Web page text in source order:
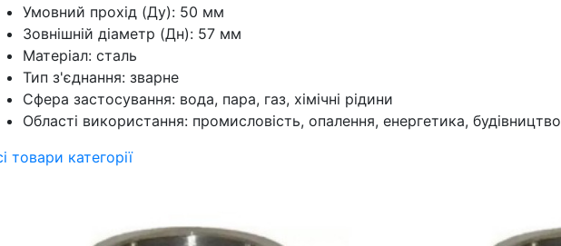
Умовний прохід (Ду): 50 мм
Зовнішній діаметр (Дн): 57 мм
Матеріал: сталь
Тип з'єднання: зварне
Сфера застосування: вода, пара, газ, хімічні рідини
Області використання: промисловість, опалення, енергетика, будівництво
товари категорії